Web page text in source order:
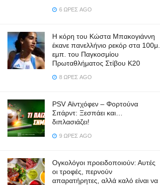
6 ΏΡΕΣ AGO
Η κόρη του Κώστα Μπακογιάννη
έκανε πανελλήνιο ρεκόρ στα 100μ.
εμπ. του Παγκοσμίου
Πρωταθλήματος Στίβου Κ20
8 ΏΡΕΣ AGO
PSV Αϊντχόφεν – Φορτούνα
Σιτάρντ: Ξεσπάει και…
διπλασιάζει!
9 ΏΡΕΣ AGO
Ογκολόγοι προειδοποιούν: Αυτές
οι τροφές, περνούν
απαρατήρητες, αλλά καλό είναι να